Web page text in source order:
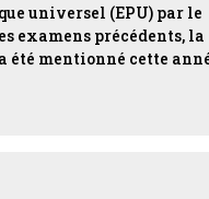
universel (EPU) par le
examens précédents, la
été mentionné cette